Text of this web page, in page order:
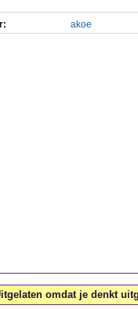
akoe
omdat je denkt